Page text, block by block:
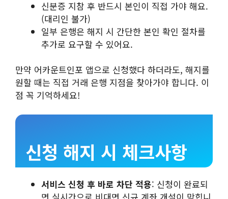
신분증 지참 후 반드시 본인이 직접 가야 해요.
(대리인 불가)
일부 은행은 해지 시 간단한 본인 확인 절차를
추가로 요구할 수 있어요.
만약 어카운트인포 앱으로 신청했다 하더라도, 해지를
원할 때는 직접 거래 은행 지점을 찾아가야 합니다. 이
점 꼭 기억하세요!
신청 해지 시 체크사항
서비스 신청 후 바로 차단 적용: 신청이 완료되
면 실시간으로 비대면 신규 계좌 개설이 막힙니